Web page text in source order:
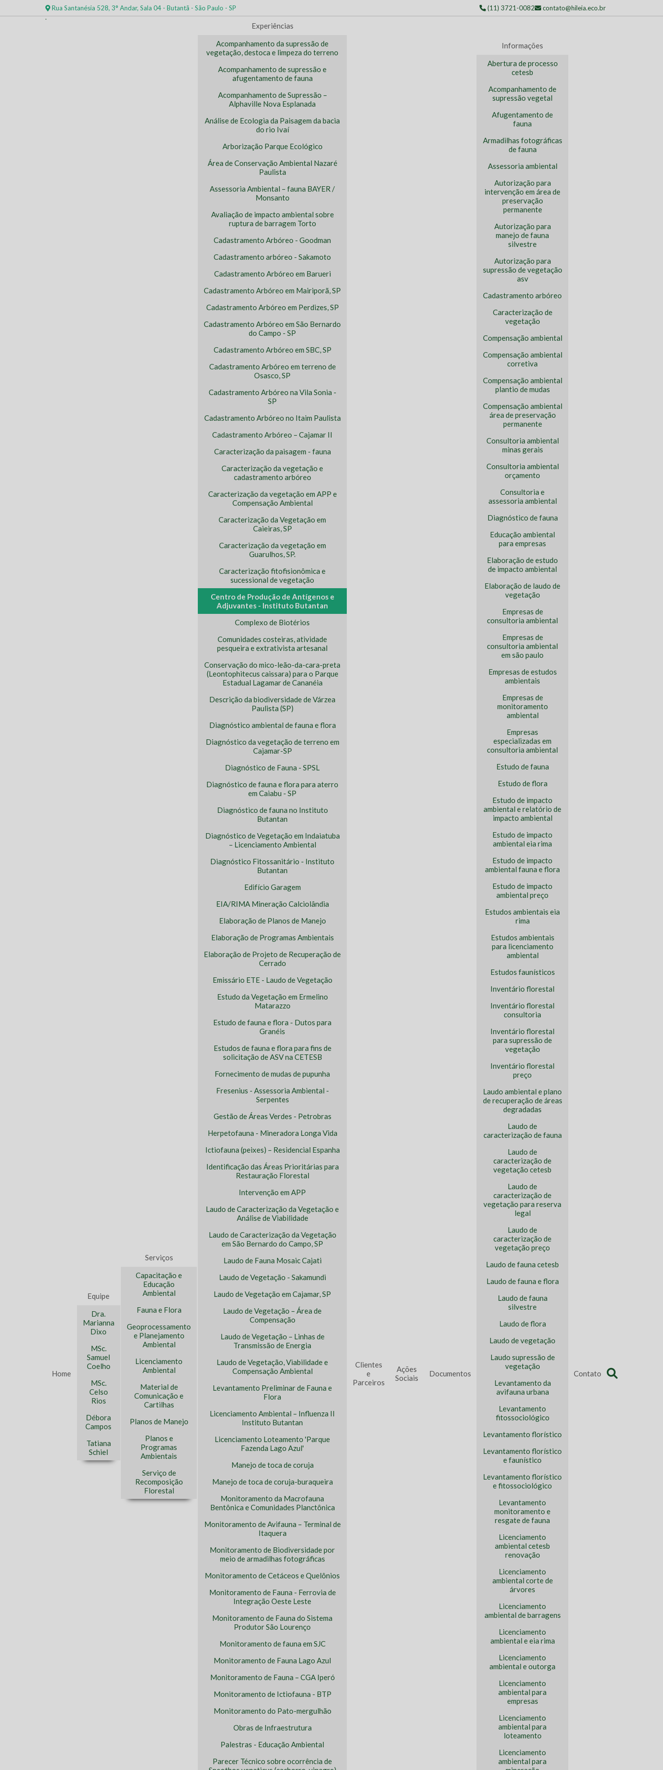
Rua Santanésia 528, 3° Andar, Sala 04 - Butantã - São Paulo - SP (11) 3721-0082 contato@hileia.eco.br
Home
Equipe
Dra.
Marianna
Dixo
MSc.
Samuel
Coelho
MSc.
Celso
Rios
Débora
Campos
Tatiana
Schiel
Serviços
Capacitação e
Educação
Ambiental
Fauna e Flora
Geoprocessamento
e Planejamento
Ambiental
Licenciamento
Ambiental
Material de
Comunicação e
Cartilhas
Planos de Manejo
Planos e
Programas
Ambientais
Serviço de
Recomposição
Florestal
Experiências
Acompanhamento da supressão de
vegetação, destoca e limpeza do terreno
Acompanhamento de supressão e
afugentamento de fauna
Acompanhamento de Supressão –
Alphaville Nova Esplanada
Análise de Ecologia da Paisagem da bacia
do rio Ivaí
Arborização Parque Ecológico
Área de Conservação Ambiental Nazaré
Paulista
Assessoria Ambiental – fauna BAYER /
Monsanto
Avaliação de impacto ambiental sobre
ruptura de barragem Torto
Cadastramento Arbóreo - Goodman
Cadastramento arbóreo - Sakamoto
Cadastramento Arbóreo em Barueri
Cadastramento Arbóreo em Mairiporã, SP
Cadastramento Arbóreo em Perdizes, SP
Cadastramento Arbóreo em São Bernardo
do Campo - SP
Cadastramento Arbóreo em SBC, SP
Cadastramento Arbóreo em terreno de
Osasco, SP
Cadastramento Arbóreo na Vila Sonia -
SP
Cadastramento Arbóreo no Itaim Paulista
Cadastramento Arbóreo – Cajamar II
Caracterização da paisagem - fauna
Caracterização da vegetação e
cadastramento arbóreo
Caracterização da vegetação em APP e
Compensação Ambiental
Caracterização da Vegetação em
Caieiras, SP
Caracterização da vegetação em
Guarulhos, SP.
Caracterização fitofisionômica e
sucessional de vegetação
Centro de Produção de Antígenos e
Adjuvantes - Instituto Butantan
Complexo de Biotérios
Comunidades costeiras, atividade
pesqueira e extrativista artesanal
Conservação do mico-leão-da-cara-preta
(Leontophitecus caissara) para o Parque
Estadual Lagamar de Cananéia
Descrição da biodiversidade de Várzea
Paulista (SP)
Diagnóstico ambiental de fauna e flora
Diagnóstico da vegetação de terreno em
Cajamar-SP
Diagnóstico de Fauna - SPSL
Diagnóstico de fauna e flora para aterro
em Caiabu - SP
Diagnóstico de fauna no Instituto
Butantan
Diagnóstico de Vegetação em Indaiatuba
– Licenciamento Ambiental
Diagnóstico Fitossanitário - Instituto
Butantan
Edifício Garagem
EIA/RIMA Mineração Calciolândia
Elaboração de Planos de Manejo
Elaboração de Programas Ambientais
Elaboração de Projeto de Recuperação de
Cerrado
Emissário ETE - Laudo de Vegetação
Estudo da Vegetação em Ermelino
Matarazzo
Estudo de fauna e flora - Dutos para
Granéis
Estudos de fauna e flora para fins de
solicitação de ASV na CETESB
Fornecimento de mudas de pupunha
Fresenius - Assessoria Ambiental -
Serpentes
Gestão de Áreas Verdes - Petrobras
Herpetofauna - Mineradora Longa Vida
Ictiofauna (peixes) – Residencial Espanha
Identificação das Áreas Prioritárias para
Restauração Florestal
Intervenção em APP
Laudo de Caracterização da Vegetação e
Análise de Viabilidade
Laudo de Caracterização da Vegetação
em São Bernardo do Campo, SP
Laudo de Fauna Mosaic Cajati
Laudo de Vegetação - Sakamundi
Laudo de Vegetação em Cajamar, SP
Laudo de Vegetação – Área de
Compensação
Laudo de Vegetação – Linhas de
Transmissão de Energia
Laudo de Vegetação, Viabilidade e
Compensação Ambiental
Levantamento Preliminar de Fauna e
Flora
Licenciamento Ambiental – Influenza II
Instituto Butantan
Licenciamento Loteamento 'Parque
Fazenda Lago Azul'
Manejo de toca de coruja
Manejo de toca de coruja-buraqueira
Monitoramento da Macrofauna
Bentônica e Comunidades Planctônica
Monitoramento de Avifauna – Terminal de
Itaquera
Monitoramento de Biodiversidade por
meio de armadilhas fotográficas
Monitoramento de Cetáceos e Quelônios
Monitoramento de Fauna - Ferrovia de
Integração Oeste Leste
Monitoramento de Fauna do Sistema
Produtor São Lourenço
Monitoramento de fauna em SJC
Monitoramento de Fauna Lago Azul
Monitoramento de Fauna – CGA Iperó
Monitoramento de Ictiofauna - BTP
Monitoramento do Pato-mergulhão
Obras de Infraestrutura
Palestras - Educação Ambiental
Parecer Técnico sobre ocorrência de
Clientes
e
Parceiros
Ações
Sociais
Documentos
Informações
Abertura de processo
cetesb
Acompanhamento de
supressão vegetal
Afugentamento de
fauna
Armadilhas fotográficas
de fauna
Assessoria ambiental
Autorização para
intervenção em área de
preservação
permanente
Autorização para
manejo de fauna
silvestre
Autorização para
supressão de vegetação
asv
Cadastramento arbóreo
Caracterização de
vegetação
Compensação ambiental
Compensação ambiental
corretiva
Compensação ambiental
plantio de mudas
Compensação ambiental
área de preservação
permanente
Consultoria ambiental
minas gerais
Consultoria ambiental
orçamento
Consultoria e
assessoria ambiental
Diagnóstico de fauna
Educação ambiental
para empresas
Elaboração de estudo
de impacto ambiental
Elaboração de laudo de
vegetação
Empresas de
consultoria ambiental
Empresas de
consultoria ambiental
em são paulo
Empresas de estudos
ambientais
Empresas de
monitoramento
ambiental
Empresas
especializadas em
consultoria ambiental
Estudo de fauna
Estudo de flora
Estudo de impacto
ambiental e relatório de
impacto ambiental
Estudo de impacto
ambiental eia rima
Estudo de impacto
ambiental fauna e flora
Estudo de impacto
ambiental preço
Estudos ambientais eia
rima
Estudos ambientais
para licenciamento
ambiental
Estudos faunísticos
Inventário florestal
Inventário florestal
consultoria
Inventário florestal
para supressão de
vegetação
Inventário florestal
preço
Laudo ambiental e plano
de recuperação de áreas
degradadas
Laudo de
caracterização de fauna
Laudo de
caracterização de
vegetação cetesb
Laudo de
caracterização de
vegetação para reserva
legal
Laudo de
caracterização de
vegetação preço
Laudo de fauna cetesb
Laudo de fauna e flora
Laudo de fauna
silvestre
Laudo de flora
Laudo de vegetação
Laudo supressão de
vegetação
Levantamento da
avifauna urbana
Levantamento
fitossociológico
Levantamento florístico
Levantamento florístico
e faunístico
Levantamento florístico
e fitossociológico
Levantamento
monitoramento e
resgate de fauna
Licenciamento
ambiental cetesb
renovação
Licenciamento
ambiental corte de
árvores
Licenciamento
ambiental de barragens
Licenciamento
ambiental e eia rima
Licenciamento
ambiental e outorga
Licenciamento
ambiental para
empresas
Licenciamento
ambiental para
loteamento
Licenciamento
ambiental para
Contato